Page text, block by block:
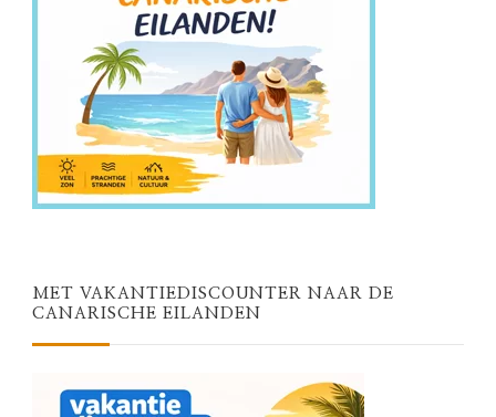
MET VAKANTIEDISCOUNTER NAAR DE
CANARISCHE EILANDEN